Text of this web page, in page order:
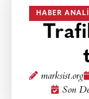
HABER
marksist.org
Son